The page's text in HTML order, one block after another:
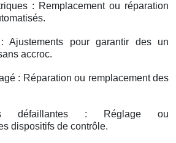
: Remplacement ou réparation
Ajustements pour garantir des un
accroc.
: Réparation ou remplacement des
défaillantes : Réglage ou
dispositifs de contrôle.